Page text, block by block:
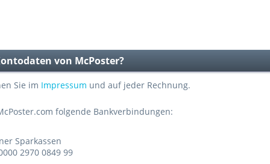
von McPoster?
Sie im Impressum und auf jeder Rechnung.
folgende Bankverbindungen:
Sparkassen
2970 0849 99